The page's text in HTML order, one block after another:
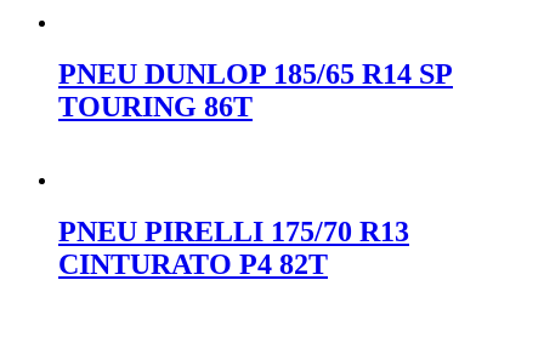
PNEU DUNLOP 185/65 R14 SP
TOURING 86T
PNEU PIRELLI 175/70 R13
CINTURATO P4 82T